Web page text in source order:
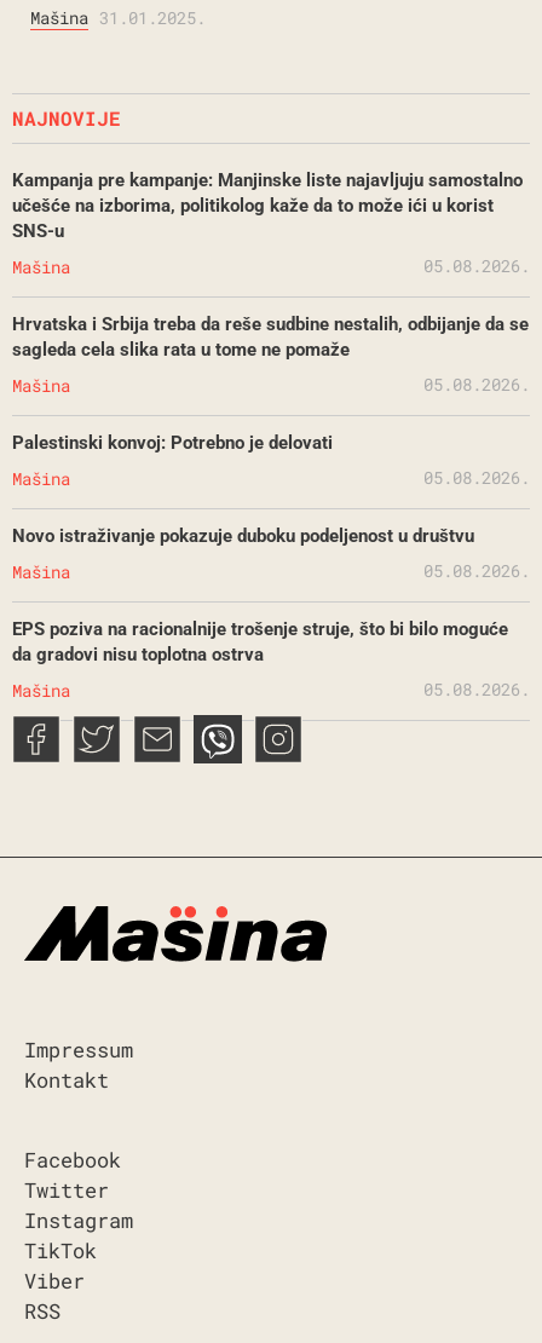
Mašina 31.01.2025.
NAJNOVIJE
Kampanja pre kampanje: Manjinske liste najavljuju samostalno
učešće na izborima, politikolog kaže da to može ići u korist
SNS-u
Mašina 05.08.2026.
Hrvatska i Srbija treba da reše sudbine nestalih, odbijanje da se
sagleda cela slika rata u tome ne pomaže
Mašina 05.08.2026.
Palestinski konvoj: Potrebno je delovati
Mašina 05.08.2026.
Novo istraživanje pokazuje duboku podeljenost u društvu
Mašina 05.08.2026.
EPS poziva na racionalnije trošenje struje, što bi bilo moguće
da gradovi nisu toplotna ostrva
Mašina 05.08.2026.
Impressum
Kontakt
Facebook
Twitter
Instagram
TikTok
Viber
RSS